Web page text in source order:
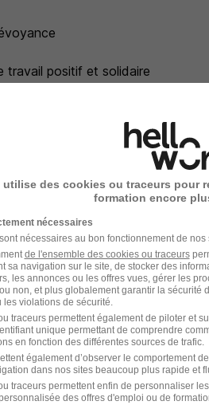
travail positif et solidaire
dans le groupe
et bien entretenus
à la mixité et à la diversité
EBTrans France
et détermination : c'est ce
que leader européen dans le
pour une expérience
utilise des cookies ou traceurs pour
formation encore
nécessaires
nécessaires au bon fonctionnement de nos
de l'ensemble des cookies ou traceurs
sa navigation sur le site, de stocker des
les annonces ou les offres vues, gérer les
non, et plus globalement garantir la sécurité
violations de sécurité.
traceurs permettent également de piloter et
unique permettant de comprendre
en fonction des différentes sources de trafic.
également d’observer le comportement
dans nos sites beaucoup plus rapide et
traceurs permettent enfin de personnaliser
des offres d'emploi ou de